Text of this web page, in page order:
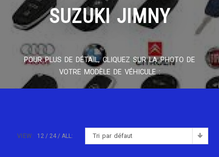
SUZUKI JIMNY
POUR PLUS DE DÉTAIL, CLIQUEZ SUR LA PHOTO DE
VOTRE MODÈLE DE VÉHICULE :
Tri par défaut
VIEW: 12 24 ALL: